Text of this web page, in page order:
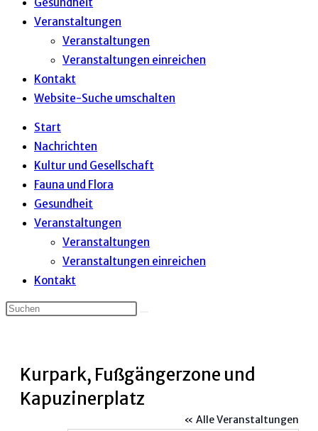
Veranstaltungen
Veranstaltungen
Veranstaltungen einreichen
Kontakt
Website-Suche umschalten
Start
Nachrichten
Kultur und Gesellschaft
Fauna und Flora
Gesundheit
Veranstaltungen
Veranstaltungen
Veranstaltungen einreichen
Kontakt
Kurpark, Fußgängerzone und
Kapuzinerplatz
« Alle Veranstaltungen